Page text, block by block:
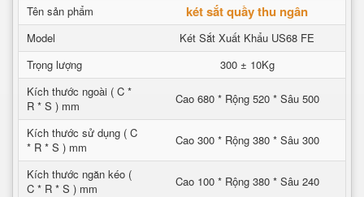
Tên sản phẩm két sắt quầy thu ngân
Model
Két Sắt Xuất Khẩu US68 FE
Trọng lượng
300 ± 10Kg
Kích thước ngoài ( C *
R * S ) mm
Cao 680 * Rộng 520 * Sâu 500
Kích thước sử dụng ( C
* R * S ) mm
Cao 300 * Rộng 380 * Sâu 300
Kích thước ngăn kéo (
C * R * S ) mm
Cao 100 * Rộng 380 * Sâu 240